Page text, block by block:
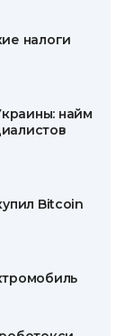
налоги
найм
Bitcoin